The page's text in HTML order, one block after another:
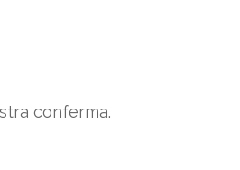
conferma.